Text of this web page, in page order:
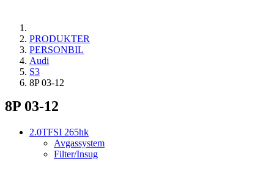
PRODUKTER
PERSONBIL
Audi
S3
8P 03-12
8P 03-12
2.0TFSI 265hk
Avgassystem
Filter/Insug